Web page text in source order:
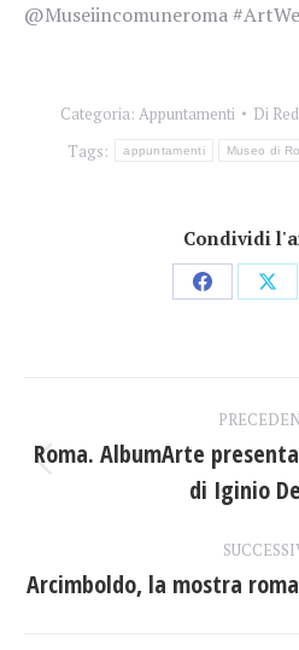
@Museiincomuneroma
Categoria: Appuntamenti Di
Tags:
appuntamenti Museo di
Condividi
Condividi
tra
post
Roma. AlbumArte
di Iginio
Arcimboldo, la mostra